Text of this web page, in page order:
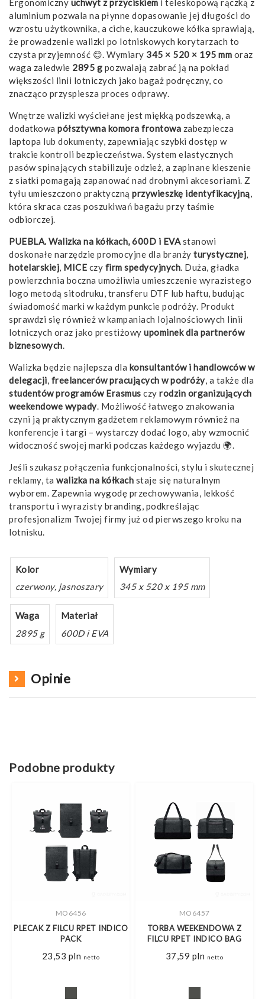
Ergonomiczny uchwyt z przyciskiem i teleskopową rączką z
aluminium pozwala na płynne dopasowanie jej długości do
wzrostu użytkownika, a ciche, kauczukowe kółka sprawiają,
że prowadzenie walizki po lotniskowych korytarzach to
czysta przyjemność 😊. Wymiary 345 × 520 × 195 mm oraz
waga zaledwie 2895 g pozwalają zabrać ją na pokład
większości linii lotniczych jako bagaż podręczny, co
znacząco przyspiesza proces odprawy.
Wnętrze walizki wyściełane jest miękką podszewką, a
dodatkowa półsztywna komora frontowa zabezpiecza
laptopa lub dokumenty, zapewniając szybki dostęp w
trakcie kontroli bezpieczeństwa. System elastycznych
pasów spinających stabilizuje odzież, a zapinane kieszenie
z siatki pomagają zapanować nad drobnymi akcesoriami. Z
tyłu umieszczono praktyczną przywieszkę identyfikacyjną,
która skraca czas poszukiwań bagażu przy taśmie
odbiorczej.
PUEBLA. Walizka na kółkach, 600D i EVAstanowi
doskonałe narzędzie promocyjne dla branży turystycznej,
hotelarskiej, MICE czy firm spedycyjnych. Duża, gładka
powierzchnia boczna umożliwia umieszczenie wyrazistego
logo metodą sitodruku, transferu DTF lub haftu, budując
świadomość marki w każdym punkcie podróży. Produkt
sprawdzi się również w kampaniach lojalnościowych linii
lotniczych oraz jako prestiżowy upominek dla partnerów
biznesowych.
Walizka będzie najlepsza dla konsultantów i handlowców w
delegacji, freelancerów pracujących w podróży, a także dla
studentów programów Erasmus czy rodzin organizujących
weekendowe wypady. Możliwość łatwego znakowania
czyni ją praktycznym gadżetem reklamowym również na
konferencje i targi – wystarczy dodać logo, aby wzmocnić
widoczność swojej marki podczas każdego wyjazdu 🌍.
Jeśli szukasz połączenia funkcjonalności, stylu i skutecznej
reklamy, ta walizka na kółkach staje się naturalnym
wyborem. Zapewnia wygodę przechowywania, lekkość
transportu i wyrazisty branding, podkreślając
profesjonalizm Twojej firmy już od pierwszego kroku na
lotnisku.
Kolor
czerwony, jasnoszary
Wymiary
345 x 520 x 195 mm
Waga
2895 g
Materiał
600D i EVA
Opinie
Podobne produkty
MO6456
PLECAK Z FILCU RPET INDICO
PACK
23,53 pln netto
MO6457
TORBA WEEKENDOWA Z
FILCU RPET INDICO BAG
37,59 pln netto